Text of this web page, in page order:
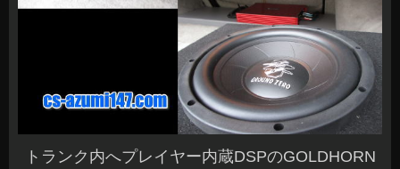
トランク内へプレイヤー内蔵DSPのGOLDHORN